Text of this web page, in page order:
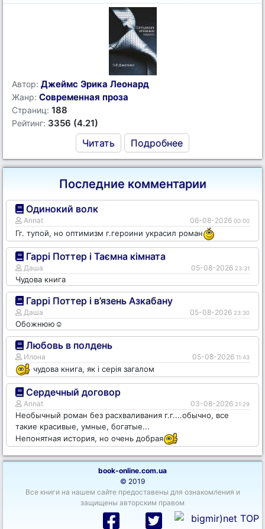
Автор: Джеймс Эрика Леонард
Жанр: Современная проза
Страниц: 188
Рейтинг: 3356 (4.21)
Читать Подробнее
Последние комментарии
Одинокий волк
Annat 06-08-2026 00:00
Гг. тупой, но оптимизм г.героини украсил роман
Гаррі Поттер і Таємна кімната
Даша 05-08-2026 23:31
Чудова книга
Гаррі Поттер і в’язень Азкабану
Даша 05-08-2026 23:30
Обожнюю☺️
Любовь в полдень
Илона 05-08-2026 11:43
чудова книга, як і серія загалом
Сердечный договор
Annat 03-08-2026 21:29
Необычный роман без расхваливания г.г....обычно, все
такие красивые, умные, богатые...
Непонятная история, но очень добрая
book-online.com.ua
© 2019
Все книги на нашем сайте предоставены для ознакомления и
защищены авторским правом